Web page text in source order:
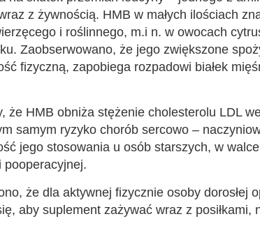
z żywnością. HMB w małych ilościach
i roślinnego, m.i n. w owocach
Zaobserwowano, że jego zwiększone
fizyczną, zapobiega rozpadowi białek
że HMB obniża stężenie cholesterolu LDL
samym ryzyko chorób sercowo –
jego stosowania u osób starszych, w
pooperacyjnej.
że dla aktywnej fizycznie osoby dorosłej
aby suplement zażywać wraz z posiłkami,